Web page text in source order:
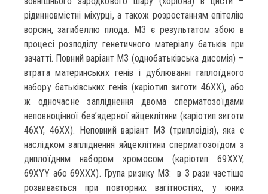
рідинновмістні міхурці, а також розростанням епітелію
ворсин, загибеллю плода. МЗ є результатом збою в
процесі розподілу генетичного матеріалу батьків при
зачатті. Повний варіант МЗ (однобатьківська дисомія) –
втрата материнських генів і дублюванні гаплоїдного
набору батьківських генів (каріотип зиготи 46ХХ), або
ж одночасне запліднення двома сперматозоїдами
неповноцінної без’ядерної яйцеклітини (каріотип зиготи
46XY, 46XX). Неповний варіант МЗ (триплоідія), яка є
наслідком запліднення яйцеклітини сперматозоїдом з
диплоїдним набором хромосом (каріотип 69XXY,
69XYY або 69ХХХ). Група ризику МЗ: в 3 рази частіше
розвивається при повторних вагітностіях, у юних